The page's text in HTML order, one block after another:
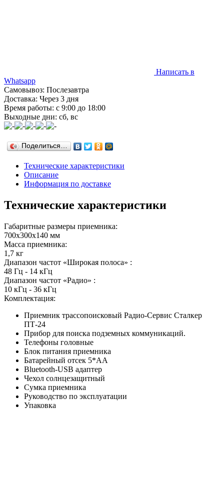
Написать в
Whatsapp
Самовывоз: Послезавтра
Доставка: Через 3 дня
Время работы: с 9:00 до 18:00
Выходные дни: сб, вс
Поделиться…
Технические характеристики
Описание
Информация по доставке
Технические характеристики
Габаритные размеры приемника:
700x300x140 мм
Масса приемника:
1,7 кг
Диапазон частот «Широкая полоса» :
48 Гц - 14 кГц
Диапазон частот «Радио» :
10 кГц - 36 кГц
Комплектация:
Приемник трассопоисковый Радио-Сервис Сталкер
ПТ-24
Прибор для поиска подземных коммуникаций.
Телефоны головные
Блок питания приемника
Батарейный отсек 5*АА
Bluetooth-USB адаптер
Чехол солнцезащитный
Сумка приемника
Руководство по эксплуатации
Упаковка